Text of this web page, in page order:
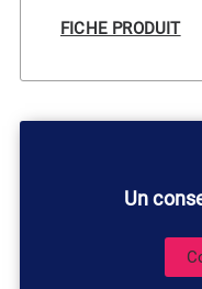
FICHE PRODUIT
Un